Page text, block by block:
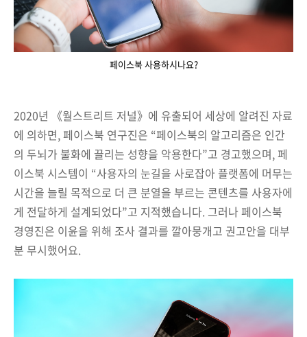
페이스북 사용하시나요?
2020년 《월스트리트 저널》에 유출되어 세상에 알려진 자료
에 의하면, 페이스북 연구진은 “페이스북의 알고리즘은 인간
의 두뇌가 불화에 끌리는 성향을 악용한다”고 경고했으며, 페
이스북 시스템이 “사용자의 눈길을 사로잡아 플랫폼에 머무는
시간을 늘릴 목적으로 더 큰 분열을 부르는 콘텐츠를 사용자에
게 전달하게 설계되었다”고 지적했습니다. 그러나 페이스북
경영진은 이윤을 위해 조사 결과를 깔아뭉개고 권고안을 대부
분 무시했어요.